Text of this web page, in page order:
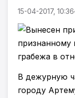
15-04-2017, 10:36
В дежурную
городу